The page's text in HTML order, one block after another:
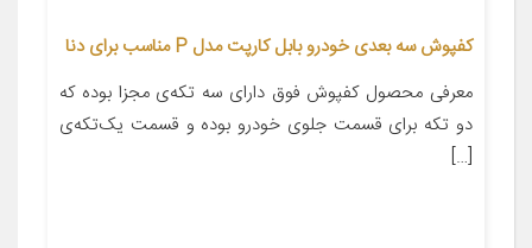
کفپوش سه بعدی خودرو بابل کارپت مدل P مناسب برای دنا
معرفی محصول کفپوش فوق دارای سه تکه‌ی مجزا بوده که
دو تکه برای قسمت جلوی خودرو بوده و قسمت یک‌تکه‌ی
[…]